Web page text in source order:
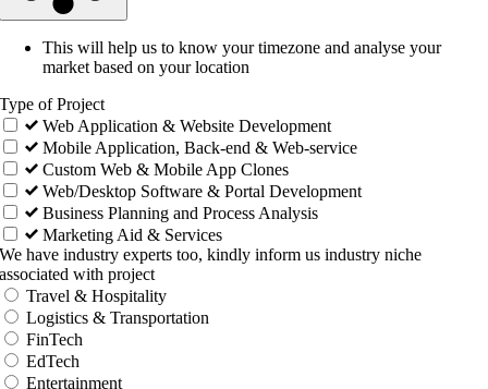
This will help us to know your timezone and analyse your
market based on your location
Type of Project
Web Application & Website Development
Mobile Application, Back-end & Web-service
Custom Web & Mobile App Clones
Web/Desktop Software & Portal Development
Business Planning and Process Analysis
Marketing Aid & Services
We have industry experts too, kindly inform us industry niche
associated with project
Travel & Hospitality
Logistics & Transportation
FinTech
EdTech
Entertainment